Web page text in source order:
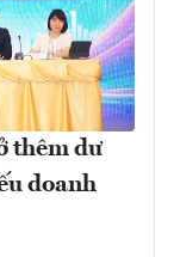
thêm dư
doanh